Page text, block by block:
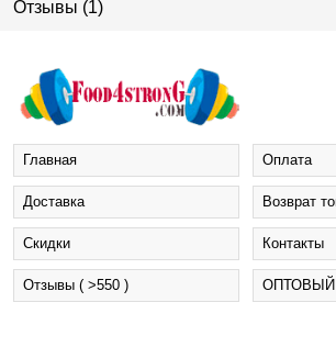
Отзывы (1)
Главная Оплата
Доставка Возврат
Cкидки Контакты
Отзывы ( >550 )